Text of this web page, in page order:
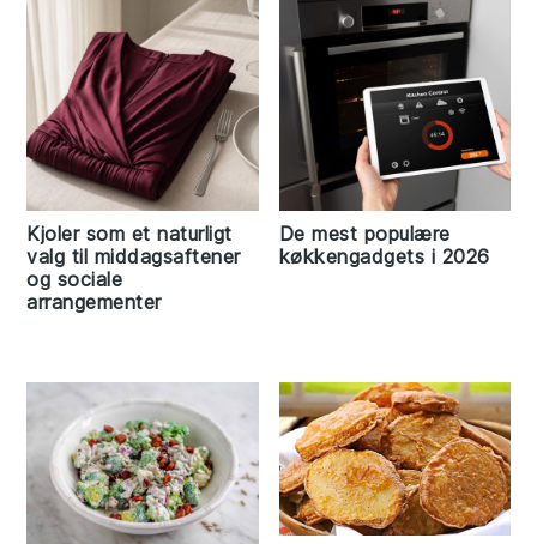
Kjoler som et naturligt
valg til middagsaftener
og sociale
arrangementer
De mest populære
køkkengadgets i 2026